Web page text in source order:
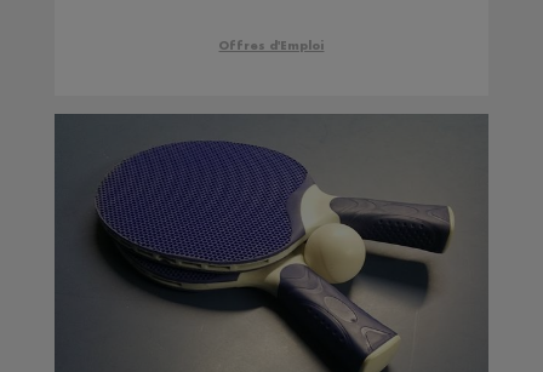
Offres d'Emploi